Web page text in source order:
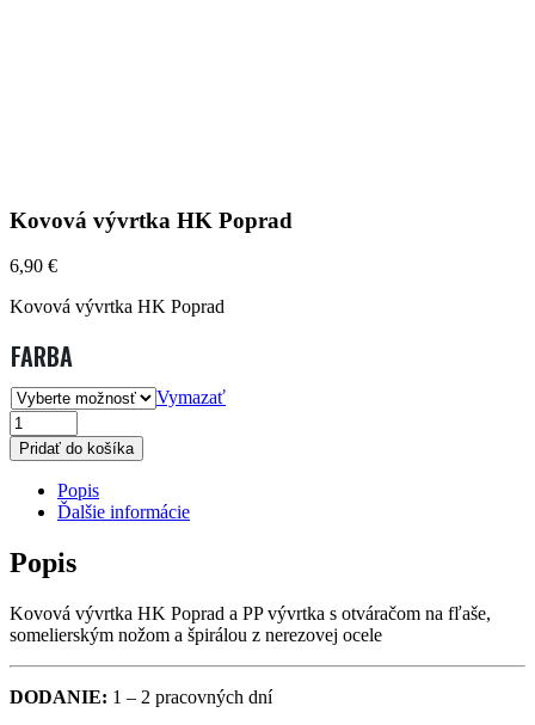
Kovová vývrtka HK Poprad
6,90 €
Kovová vývrtka HK Poprad
FARBA
Vymazať
KOVOVÁ
VÝVRTKA
QUANTITY
Pridať do košíka
Popis
Ďalšie informácie
Popis
Kovová vývrtka HK Poprad a PP vývrtka s otváračom na fľaše,
somelierským nožom a špirálou z nerezovej ocele
DODANIE: 1 – 2 pracovných dní